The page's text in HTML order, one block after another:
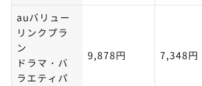
auバリュー
リンクプラ
ン
ドラマ・バ
ラエティパ
9,878円 7,348円